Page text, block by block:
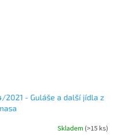
2021 - Guláše a další jídla z
Skladem (>15 ks)